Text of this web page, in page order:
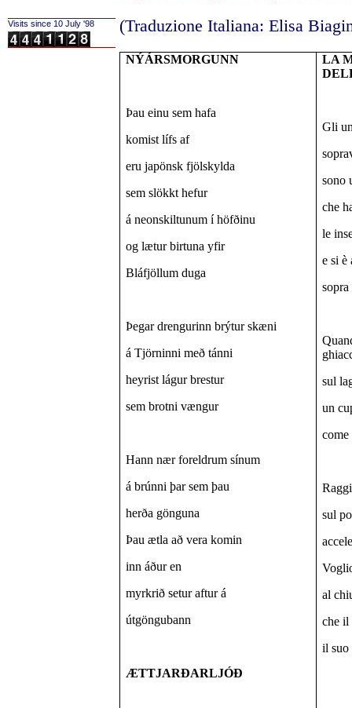
Visits since 10 July '98
(Traduzione Italiana: Elisa
NÝÁRSMORGUNN
Þau einu sem hafa
komist lífs af
eru japönsk fjölskylda
sem slökkt hefur
á neonskiltunum í höfðinu
og lætur birtuna yfir
Bláfjöllum duga
Þegar drengurinn brýtur skæni
á Tjörninni með tánni
heyrist lágur brestur
sem brotni vængur
Hann nær foreldrum sínum
á brúnni þar sem þau
herða gönguna
Þau ætla að vera komin
inn áður en
myrkrið setur aftur á
útgöngubann
ÆTTJARÐARLJÓÐ
LA
Gli
sono
che
le
e si è
sul
un
come
sul
al
che il
il suo